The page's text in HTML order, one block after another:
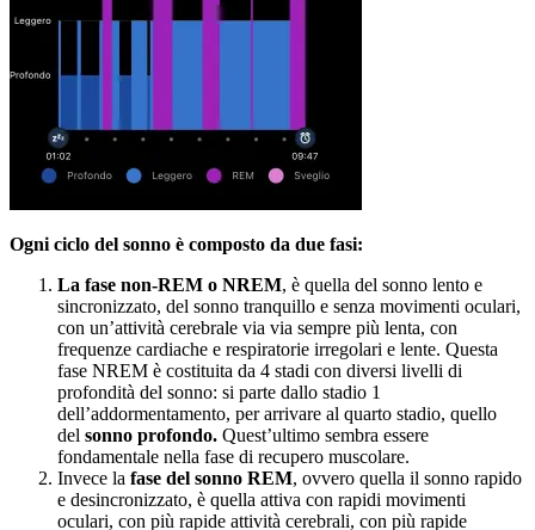
Ogni ciclo del sonno è composto da due fasi:
La fase non-REM o NREM, è quella del sonno lento e
sincronizzato, del sonno tranquillo e senza movimenti oculari,
con un’attività cerebrale via via sempre più lenta, con
frequenze cardiache e respiratorie irregolari e lente. Questa
fase NREM è costituita da 4 stadi con diversi livelli di
profondità del sonno: si parte dallo stadio 1
dell’addormentamento, per arrivare al quarto stadio, quello
del sonno profondo. Quest’ultimo sembra essere
fondamentale nella fase di recupero muscolare.
Invece la fase del sonno REM, ovvero quella il sonno rapido
e desincronizzato, è quella attiva con rapidi movimenti
oculari, con più rapide attività cerebrali, con più rapide